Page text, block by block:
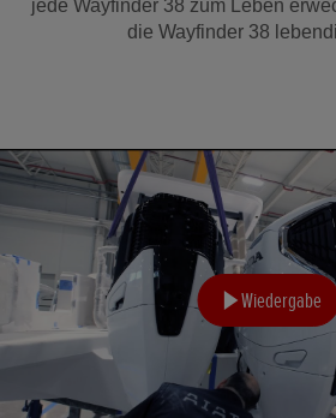
jede Wayfinder 38 zum Leben
die Wayfinder 38
Wiedergabe